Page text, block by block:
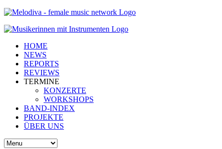
HOME
NEWS
REPORTS
REVIEWS
TERMINE
KONZERTE
WORKSHOPS
BAND-INDEX
PROJEKTE
ÜBER UNS